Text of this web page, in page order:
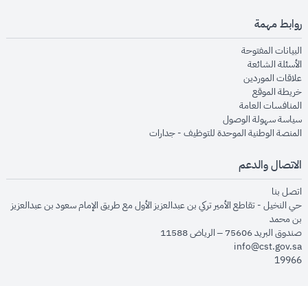
روابط مهمة
البيانات المفتوحةopens in new window
الأسئلة الشائعةopens in new window
علاقات الموردينopens in new window
خريطة الموقعopens in new window
المنافسات العامةopens in new window
سياسة سهولة الوصولopens in new window
المنصة الوطنية الموحدة للتوظيف - جداراتopens in new window
الاتصال والدعم
اتصل بنا
حي النخيل - تقاطع الأمير تركي بن عبدالعزيز الأول مع طريق الإمام سعود بن عبدالعزيز
بن محمد
صندوق البريد 75606 – الرياض 11588
info@cst.gov.sa
19966